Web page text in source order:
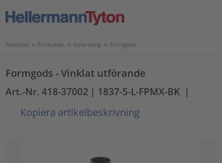
Startsida > Produkter > Isolerslang > Formgods
Formgods - Vinklat utförande
Art.-Nr. 418-37002 | 1837-5-L-FPMX-BK |
Kopiera artikelbeskrivning